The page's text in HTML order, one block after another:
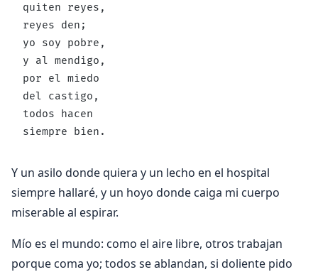
quiten reyes,
reyes den;
yo soy pobre,
y al mendigo,
por el miedo
del castigo,
todos hacen
siempre bien.
Y un asilo donde quiera y un lecho en el hospital
siempre hallaré, y un hoyo donde caiga mi cuerpo
miserable al espirar.
Mío es el mundo: como el aire libre, otros trabajan
porque coma yo; todos se ablandan, si doliente pido